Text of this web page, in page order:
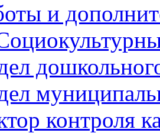
и
контроля